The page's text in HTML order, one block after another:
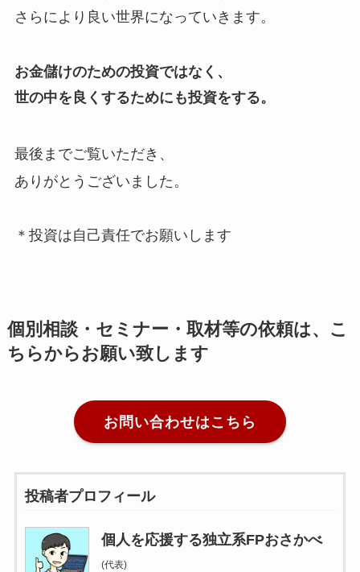
さらにより良い世界になっていきます。
お金儲けのための投資ではなく、
世の中を良くするためにも投資をする。
最後までご覧いただき、
ありがとうございました。
＊投資は自己責任でお願いします
個別相談・セミナー・取材等の依頼は、こ
ちらからお願い致します
お問い合わせはこちら
投稿者プロフィール
個人を応援する独立系FPおさかべ
(代表)